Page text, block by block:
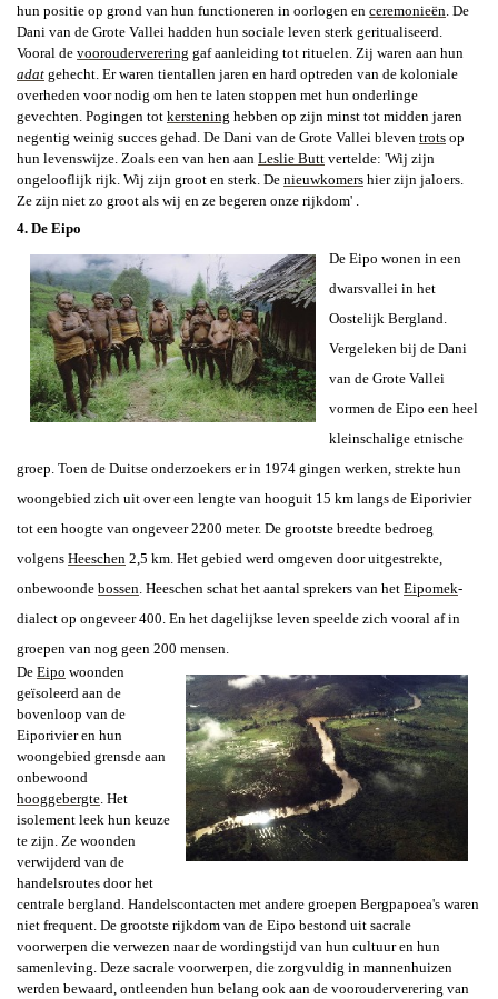
hun positie op grond van hun functioneren in oorlogen en ceremonieën De
Dani van de Grote Vallei hadden hun sociale leven sterk geritualiseerd.
Vooral de voorouderverering gaf aanleiding tot rituelen. Zij waren aan hun
adat gehecht. Er waren tientallen jaren en hard optreden van de koloniale
overheden voor nodig om hen te laten stoppen met hun onderlinge
gevechten. Pogingen tot kerstening hebben op zijn minst tot midden jaren
negentig weinig succes gehad. De Dani van de Grote Vallei bleven trots op
hun levenswijze. Zoals een van hen aan Leslie Butt vertelde: 'Wij zijn
ongelooflijk rijk. Wij zijn groot en sterk. De nieuwkomers hier zijn jaloers.
Ze zijn niet zo groot als wij en ze begeren onze rijkdom' .
4. De Eipo
De Eipo wonen in een
dwarsvallei in het
Oostelijk Bergland.
Vergeleken bij de Dani
van de Grote Vallei
vormen de Eipo een heel
kleinschalige etnische
groep. Toen de Duitse onderzoekers er in 1974 gingen werken, strekte hun
woongebied zich uit over een lengte van hooguit 15 km langs de Eiporivier
tot een hoogte van ongeveer 2200 meter. De grootste breedte bedroeg
volgens Heeschen 2,5 km. Het gebied werd omgeven door uitgestrekte,
onbewoonde bossen . Heeschen schat het aantal sprekers van het Eipomek-
dialect op ongeveer 400. En het dagelijkse leven speelde zich vooral af in
groepen van nog geen 200 mensen.
De Eipo woonden
geïsoleerd aan de
bovenloop van de
Eiporivier en hun
woongebied grensde aan
onbewoond
hooggebergte . Het
isolement leek hun keuze
te zijn. Ze woonden
verwijderd van de
handelsroutes door het
centrale bergland. Handelscontacten met andere groepen Bergpapoea's waren
niet frequent. De grootste rijkdom van de Eipo bestond uit sacrale
voorwerpen die verwezen naar de wordingstijd van hun cultuur en hun
samenleving. Deze sacrale voorwerpen, die zorgvuldig in mannenhuizen
werden bewaard, ontleenden hun belang ook aan de voorouderverering van